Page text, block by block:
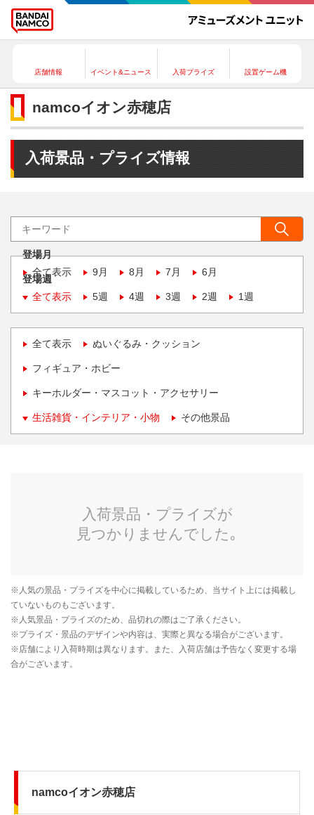
店舗情報 イベント&ニュース 入荷プライズ 設置ゲーム機
namcoイオン赤穂店
入荷景品・プライズ情報
登場月
全て表示
9月 8月 7月 6月
登場週
全て表示
5週 4週 3週 2週 1週
全て表示 ぬいぐるみ・クッション
フィギュア・ホビー
キーホルダー・マスコット・アクセサリー
生活雑貨・インテリア・小物 その他景品
namcoイオン赤穂店